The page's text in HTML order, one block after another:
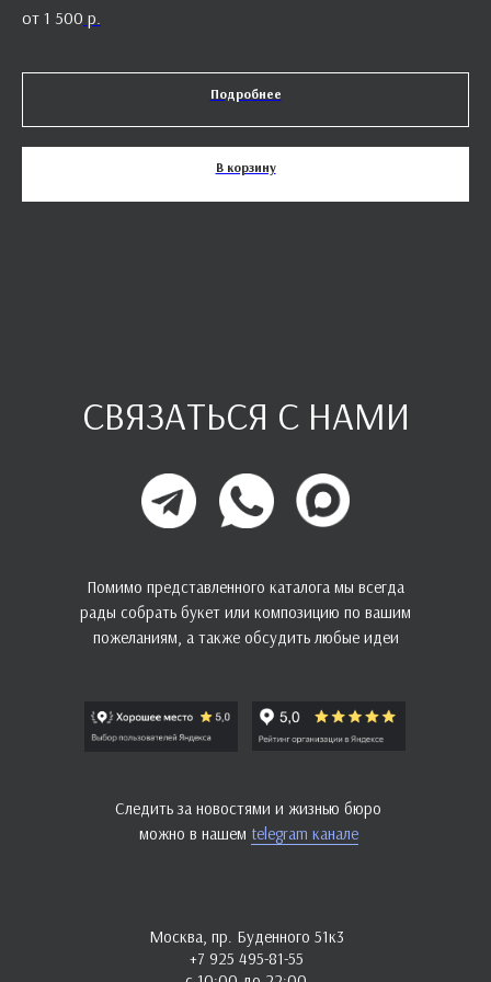
1 500 р.
Подробнее
В корзину
Москва, пр. Буденного 51к3
+7 925 495-81-55
СВЯЗАТЬСЯ С НАМИ
Помимо представленного каталога мы всегда
рады собрать букет или композицию по вашим
пожеланиям, а также обсудить любые идеи
Следить за новостями и жизнью бюро
можно в нашем telegram канале